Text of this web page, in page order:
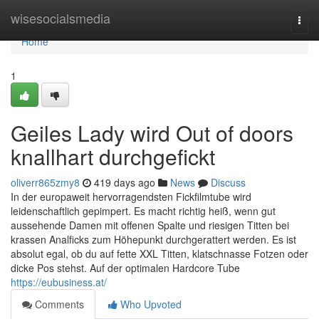
wisesocialsmedia
Home
Home
1
Geiles Lady wird Out of doors
knallhart durchgefickt
oliverr865zmy8 419 days ago News
Discuss
In der europaweit hervorragendsten Fickfilmtube wird
leidenschaftlich gepimpert. Es macht richtig heiß, wenn gut
aussehende Damen mit offenen Spalte und riesigen Titten bei
krassen Analficks zum Höhepunkt durchgerattert werden. Es ist
absolut egal, ob du auf fette XXL Titten, klatschnasse Fotzen oder
dicke Pos stehst. Auf der optimalen Hardcore Tube
https://eubusiness.at/
Comments
Who Upvoted